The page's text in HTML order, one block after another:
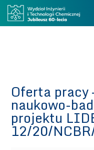
Oferta pracy
naukowo-
projektu
12/20/